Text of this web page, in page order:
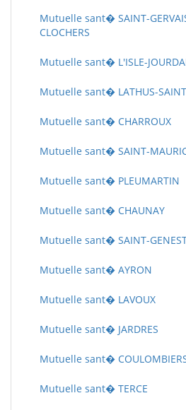
Mutuelle sant� SAINT-
CLOCHERS
Mutuelle sant� L'ISLE-
Mutuelle sant� LATHUS-
Mutuelle sant� CHARROUX
Mutuelle sant� SAINT-
Mutuelle sant� PLEUMARTIN
Mutuelle sant� CHAUNAY
Mutuelle sant� SAINT-
Mutuelle sant� AYRON
Mutuelle sant� LAVOUX
Mutuelle sant� JARDRES
Mutuelle sant�
Mutuelle sant� TERCE